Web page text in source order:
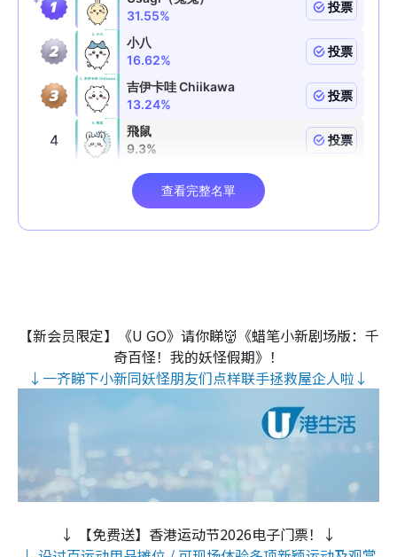
【新会员限定】《U GO》请你睇👹《蜡笔小新剧场版：千
奇百怪！我的妖怪假期》！
↓一齐睇下小新同妖怪朋友们点样联手拯救屋企人啦↓
↓ 【免费送】香港运动节2026电子门票！↓